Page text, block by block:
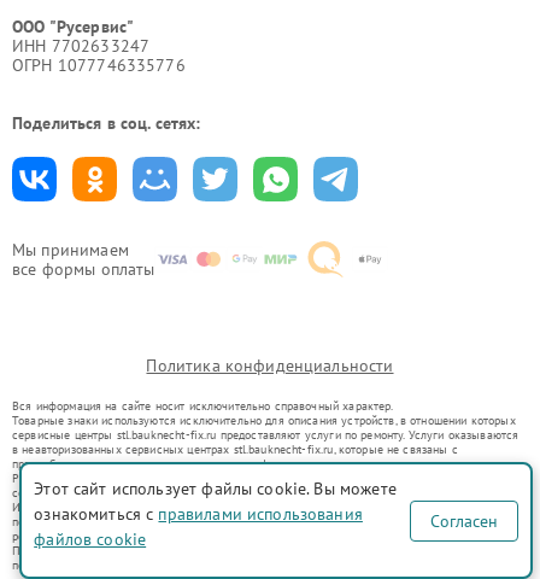
Мы принимаем
все формы оплаты
ООО "Русервис"
ИНН 7702633247
ОГРН 1077746335776
Поделиться в соц. сетях:
Политика конфиденциальности
Вся информация на сайте носит исключительно справочный характер.
Товарные знаки используются исключительно для описания устройств, в отношении которых
сервисные центры stl.bauknecht-fix.ru предоставляют услуги по ремонту. Услуги оказываются
в неавторизованных сервисных центрах stl.bauknecht-fix.ru, которые не связаны с
правообладателями товарных знаков или их официальными представителями.
Ремонт осуществляется для устройств, уже введенных в гражданский оборот в соответствии
со статьей 1487 ГК РФ.
Использование товарных знаков не преследует цели индивидуализации услуг или введения
потребителей в заблуждение, а служит для информирования о предоставляемых услугах по
ремонту техники указанных брендов.
Представленная на сайте информация не является публичной офертой, определяемой
положениями Статьи 437(2) Гражданского кодекса РФ
Этот сайт использует файлы cookie. Вы можете
ознакомиться с правилами использования
файлов cookie
Согласен